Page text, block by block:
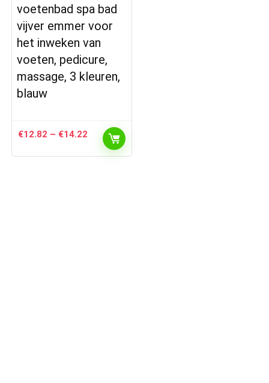
voetenbad spa bad
vijver emmer voor
het inweken van
voeten, pedicure,
massage, 3 kleuren,
blauw
€12.82 – €14.22 Prijsklasse:
€12.82
tot